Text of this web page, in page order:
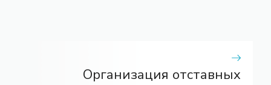
Организация отставных